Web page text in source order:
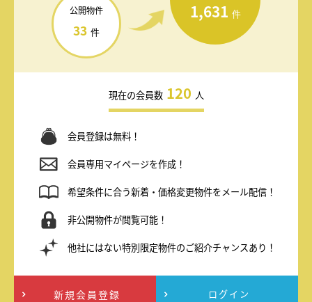
公開物件
33 件
1,631 件
現在の会員数 120 人
会員登録は無料！
会員専用マイページを作成！
希望条件に合う新着・価格変更物件をメール配信！
非公開物件が閲覧可能！
他社にはない特別限定物件のご紹介チャンスあり！
新規会員登録 ログイン